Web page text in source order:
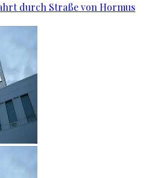
durch Straße von Hormus